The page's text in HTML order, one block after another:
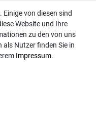
Service-Team.
1-3
von diesen sind
Website und Ihre
zu den von uns
als Nutzer finden Sie in
Impressum.